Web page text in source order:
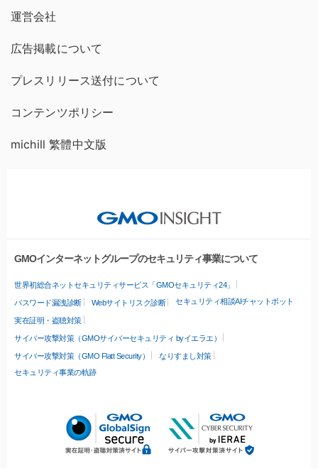
運営会社
広告掲載について
プレスリリース送付について
コンテンツポリシー
michill 繁體中文版
GMOインターネットグループのセキュリティ事業について
世界初総合ネットセキュリティサービス「GMOセキュリティ24」
パスワード漏洩診断 Webサイトリスク診断 セキュリティ相談AIチャットボット
実在証明・盗聴対策
サイバー攻撃対策（GMOサイバーセキュリティ byイエラエ）
サイバー攻撃対策（GMO Flatt Security）
なりすまし対策
セキュリティ事業の軌跡